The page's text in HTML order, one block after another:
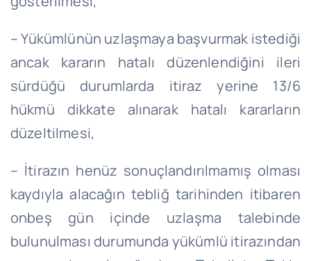
– Yükümlünün uzlaşmaya başvurmak istediği
ancak kararın hatalı düzenlendiğini ileri
sürdüğü durumlarda itiraz yerine 13/6
hükmü dikkate alınarak hatalı kararların
düzeltilmesi,
– İtirazın henüz sonuçlandırılmamış olması
kaydıyla alacağın tebliğ tarihinden itibaren
onbeş gün içinde uzlaşma talebinde
bulunulması durumunda yükümlü itirazından